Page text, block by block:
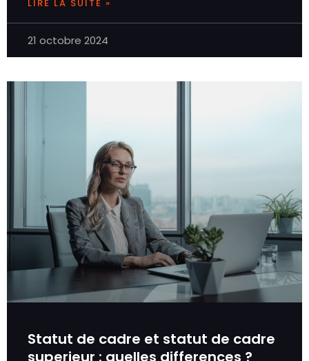
LIRE LA SUITE »
21 octobre 2024
Statut de cadre et statut de cadre
superieur : quelles differences ?